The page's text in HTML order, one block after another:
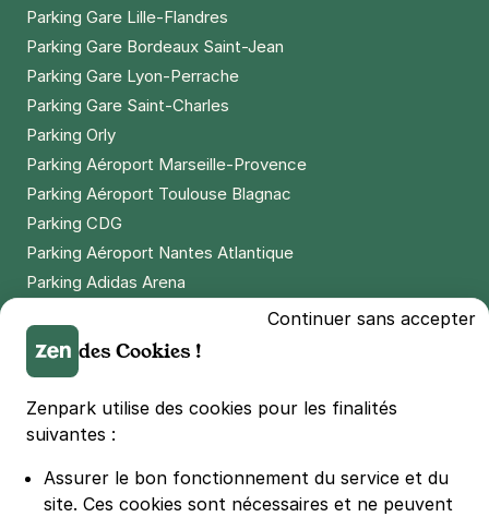
Parking Gare Lille-Flandres
Parking Gare Bordeaux Saint-Jean
Parking Gare Lyon-Perrache
Parking Gare Saint-Charles
Parking Orly
Parking Aéroport Marseille-Provence
Parking Aéroport Toulouse Blagnac
Parking CDG
Parking Aéroport Nantes Atlantique
Parking Adidas Arena
Parking LDLC Arena
Parking Stade Pierre Mauroy
Parking Groupama Stadium
Parking Vélodrome
Parking Bercy
Continuer sans accepter
des Cookies !
Zenpark utilise des cookies pour les finalités
suivantes :
Assurer le bon fonctionnement du service et du
site. Ces cookies sont nécessaires et ne peuvent